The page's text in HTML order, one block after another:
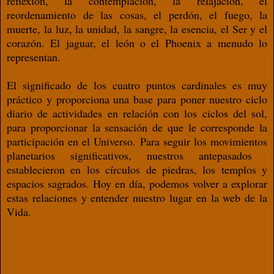
reordenamiento de las cosas, el perdón, el fuego, la
muerte, la luz, la unidad, la sangre, la esencia, el Ser y el
corazón. El jaguar, el león o el Phoenix a menudo lo
representan.
El significado de los cuatro puntos cardinales es muy
práctico y proporciona una base para poner nuestro ciclo
diario de actividades en relación con los ciclos del sol,
para proporcionar la sensación de que le corresponde la
participación en el Universo. Para seguir los movimientos
planetarios significativos, nuestros antepasados ​​
establecieron en los círculos de piedras, los templos y
espacios sagrados. Hoy en día, podemos volver a explorar
estas relaciones y entender nuestro lugar en la web de la
Vida.